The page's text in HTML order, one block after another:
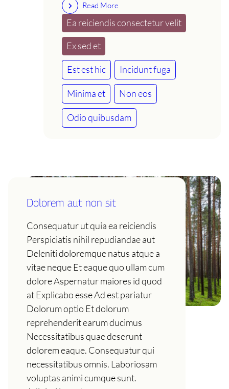
Read More
Ea reiciendis consectetur velit
Ex sed et
Est est hic Incidunt fuga
Minima et Non eos
Odio quibusdam
Dolorem aut non sit
Consequatur ut quia ea reiciendis
Perspiciatis nihil repudiandae aut
Deleniti doloremque natus atque a
vitae neque Et eaque quo ullam cum
dolore Aspernatur maiores id quod
at Explicabo esse Ad est pariatur
Dolorum optio Et dolorum
reprehenderit earum ducimus
Necessitatibus quae deserunt
dolorem eaque. Consequatur qui
necessitatibus omnis. Laboriosam
voluptas animi cumque sunt.